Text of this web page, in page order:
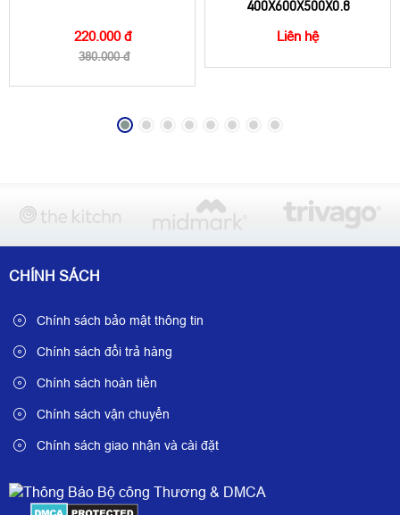
220.000 đ
380.000 đ
400X600X500X0.8
Liên hệ
CHÍNH SÁCH
Chính sách bảo mật thông tin
Chính sách đổi trả hàng
Chính sách hoàn tiền
Chính sách vận chuyển
Chính sách giao nhận và cài đặt